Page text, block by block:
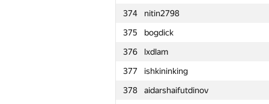
374
nitin2798
375
bogdick
376
lxdlam
377
ishkininking
378
aidarshaifutdinov
351 vladislav.remidovsky
352
mhndalaa
353
Alexiski
354
vano8
355
eqx11